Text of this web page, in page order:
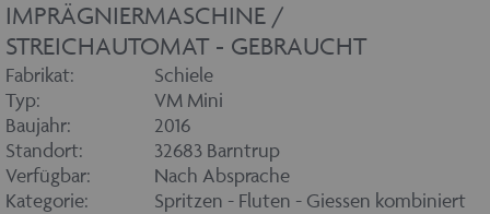
IMPRÄGNIERMASCHINE /
STREICHAUTOMAT - GEBRAUCHT
Fabrikat:
Schiele
Typ:
VM Mini
Baujahr:
2016
Standort:
32683 Barntrup
Verfügbar:
Nach Absprache
Kategorie:
Spritzen - Fluten - Giessen kombiniert